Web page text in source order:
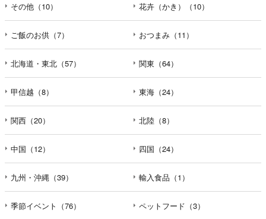
その他（10） 花卉（かき）（10）
ご飯のお供（7） おつまみ（11）
北海道・東北（57） 関東（64）
甲信越（8） 東海（24）
関西（20） 北陸（8）
中国（12） 四国（24）
九州・沖縄（39） 輸入食品（1）
季節イベント（76） ペットフード（3）